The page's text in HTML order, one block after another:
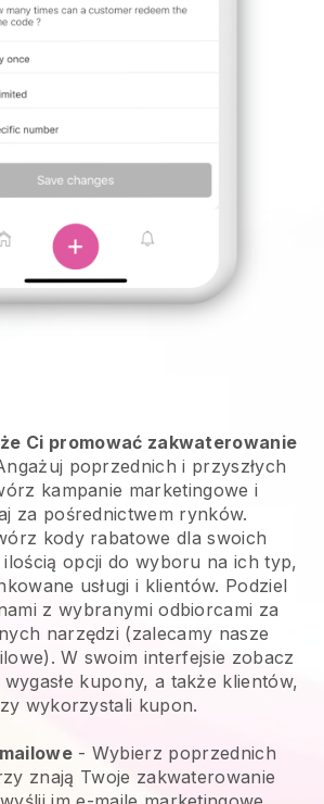
Ci promować zakwaterowanie
poprzednich i przyszłych
kampanie marketingowe i
za pośrednictwem rynków.
kody rabatowe dla swoich
opcji do wyboru na ich typ,
usługi i klientów. Podziel
z wybranymi odbiorcami za
narzędzi (zalecamy nasze
W swoim interfejsie zobacz
kupony, a także klientów,
wykorzystali kupon.
- Wybierz poprzednich
znają Twoje zakwaterowanie